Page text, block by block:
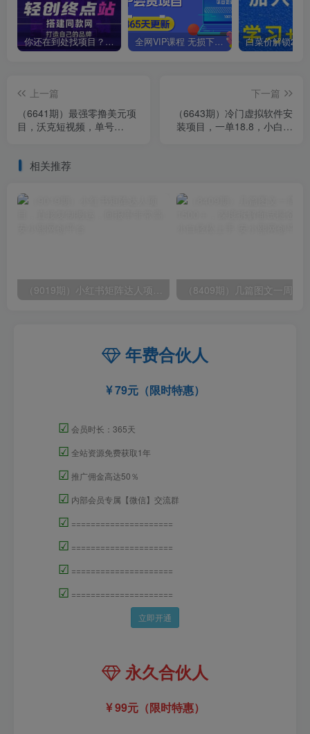
你还在到处找项目？还在当韭菜？我靠卖项目一个月收入5万+，曾经我也是个失败者。 全网VIP课程 无损下载~
上一篇
（6641期）最强零撸美元项
目，沃克短视频，单号
下一篇
（6643期）冷门虚拟软件安
装项目，一单18.8，小白也
相关推荐
年费合伙人
79元（限时特惠）
☑ 会员时长：365天
☑ 全站资源免费获取1年
☑ 推广佣金高达50％
☑ 内部会员专属【微信】交流群
☑ =====================
☑ =====================
☑ =====================
☑ =====================
立即开通
永久合伙人
99元（限时特惠）